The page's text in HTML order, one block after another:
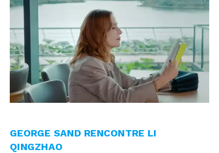
GEORGE SAND RENCONTRE LI
QINGZHAO